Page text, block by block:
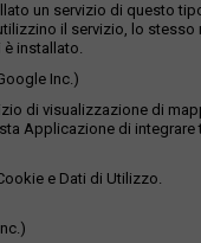
un servizio di questo
il servizio, lo
è installato.
Inc.)
di visualizzazione di
Applicazione di
e Dati di Utilizzo.